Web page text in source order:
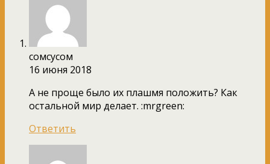
сомсусом
16 июня 2018
А не проще было их плашмя положить? Как
остальной мир делает. :mrgreen:
Ответить